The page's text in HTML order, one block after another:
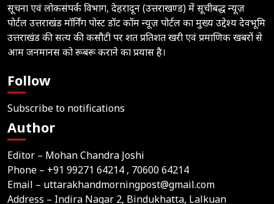
सूचना एवं लोकसंपर्क विभाग, देहरादून (उत्तराखण्ड) में सूचीबद्ध न्यूज़
पोर्टल उत्तराखंड मॉर्निंग पोस्ट डॉट कॉम न्यूज़ पोर्टल का मुख्य उद्देश्य देवभूमि
उत्तराखंड की सत्य की कसौटी पर शत प्रतिशत खरी एवं प्रमाणिक खबरों से
आम जनमानस को रूबरू कराने का प्रयास है।
Follow
Subscribe to notifications
Author
Editor – Mohan Chandra Joshi
Phone – +91 99271 64214 , 70600 64214
Email – uttarakhandmorningpost@gmail.com
Address – Indira Nagar 2, Bindukhatta, Lalkuan